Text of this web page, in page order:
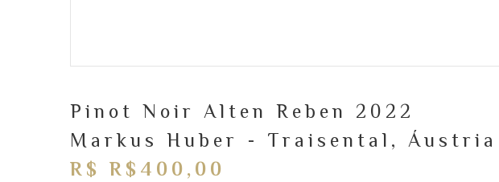
Pinot Noir Alten Reben 2022
Markus Huber - Traisental, Áustria
R$ R$400,00